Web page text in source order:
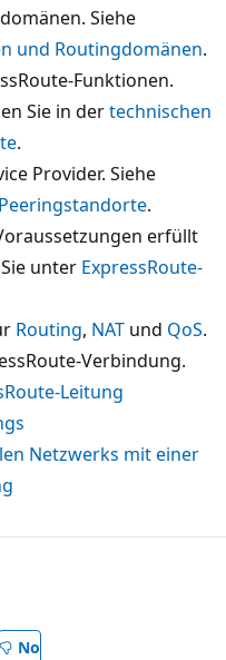
Siehe
und Routingdomänen.
Funktionen.
Sie in dertechnischen
.
Provider. Siehe
.
erfüllt
unter ExpressRoute-
Routing, NAT und QoS.
Verbindung.
Leitung
Netzwerks mit einer
No